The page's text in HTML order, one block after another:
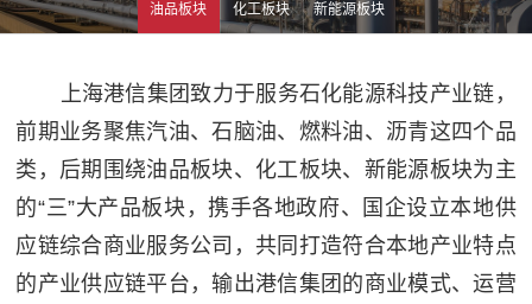
油品板块 化工板块 新能源板块
上海港信集团致力于服务石化能源科技产业链，
前期业务聚焦汽油、石脑油、燃料油、沥青这四个品
类，后期围绕油品板块、化工板块、新能源板块为主
的“三”大产品板块，携手各地政府、国企设立本地供
应链综合商业服务公司，共同打造符合本地产业特点
的产业供应链平台，输出港信集团的商业模式、运营